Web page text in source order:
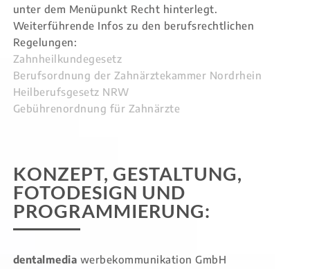
unter dem Menüpunkt Recht hinterlegt.
Weiterführende Infos zu den berufsrechtlichen
Regelungen:
Zahnheilkundegesetz
Berufsordnung der Zahnärztekammer Nordrhein
Heilberufsgesetz NRW
Gebührenordnung für Zahnärzte
KONZEPT, GESTALTUNG,
FOTODESIGN UND
PROGRAMM­IERUNG:
dentalmedia werbekommunikation GmbH